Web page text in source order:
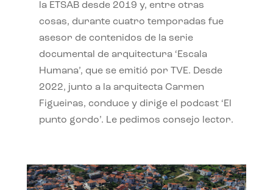
la ETSAB desde 2019 y, entre otras
cosas, durante cuatro temporadas fue
asesor de contenidos de la serie
documental de arquitectura ‘Escala
Humana’, que se emitió por TVE. Desde
2022, junto a la arquitecta Carmen
Figueiras, conduce y dirige el podcast ‘El
punto gordo’. Le pedimos consejo lector.